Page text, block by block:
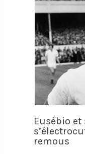
Eusébio
remous